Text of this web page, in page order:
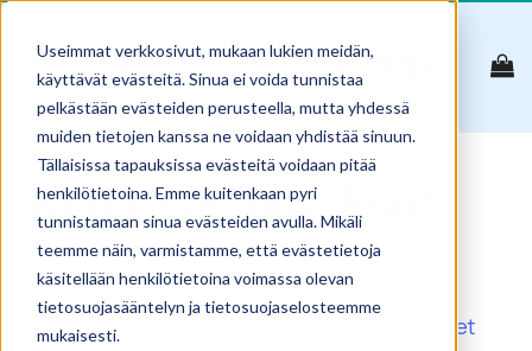
Useimmat verkkosivut, mukaan lukien meidän,
käyttävät evästeitä. Sinua ei voida tunnistaa
pelkästään evästeiden perusteella, mutta yhdessä
muiden tietojen kanssa ne voidaan yhdistää sinuun.
Tällaisissa tapauksissa evästeitä voidaan pitää
henkilötietoina. Emme kuitenkaan pyri
tunnistamaan sinua evästeiden avulla. Mikäli
teemme näin, varmistamme, että evästetietoja
käsitellään henkilötietoina voimassa olevan
tietosuojasääntelyn ja tietosuojaselosteemme
mukaisesti.
Skip
content
Kehitysehdotukset
Reset